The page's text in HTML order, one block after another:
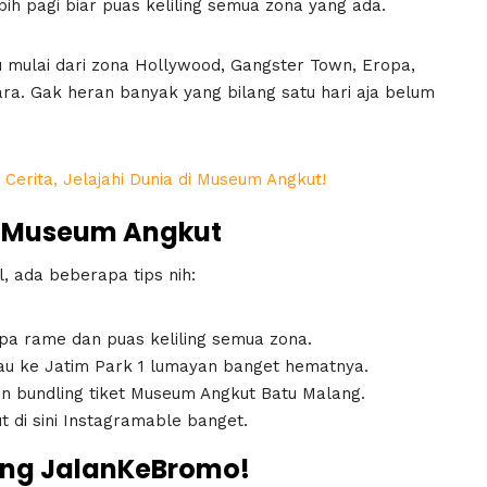
pagi biar puas keliling semua zona yang ada.
dari zona Hollywood, Gangster Town, Eropa,
Gak heran banyak yang bilang satu hari aja belum
Jelajahi Dunia di Museum Angkut!
Angkut
ada beberapa tips nih:
rame dan puas keliling semua zona.
ke Jatim Park 1 lumayan banget hematnya.
bundling tiket Museum Angkut Batu Malang.
di sini Instagramable banget.
JalanKeBromo!